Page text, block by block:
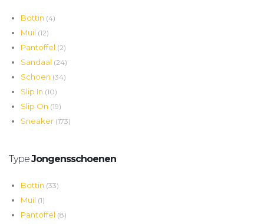
Bottin (4)
Muil (12)
Pantoffel (2)
Sandaal (24)
Schoen (34)
Slip In (10)
Slip On (19)
Sneaker (173)
TypeJongensschoenen
Bottin (33)
Muil (1)
Pantoffel (8)